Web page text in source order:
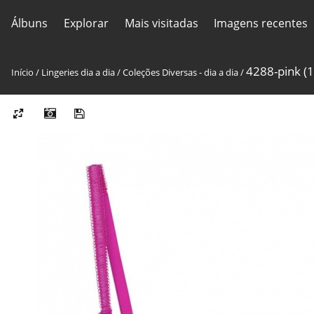
Álbuns Explorar Mais visitadas Imagens recentes
Início / Lingeries dia a dia/Coleções Diversas - dia a dia/4288-pink